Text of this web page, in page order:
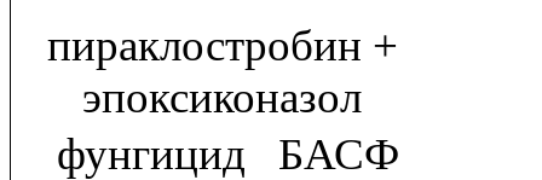
пираклостробин +
эпоксиконазол
фунгицид БАСФ